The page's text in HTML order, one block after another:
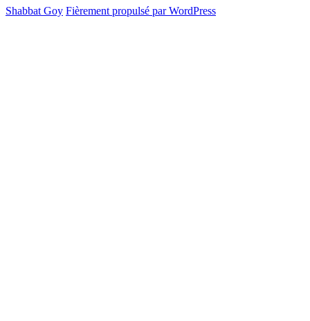
Shabbat Goy Fièrement propulsé par WordPress